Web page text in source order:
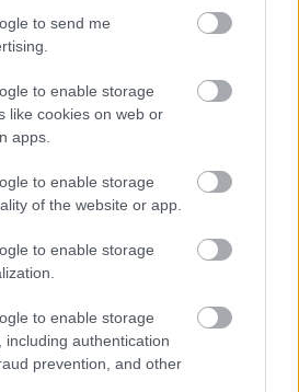
to send me
to enable storage
like cookies on web or
apps.
to enable storage
of the website or app.
to enable storage
to enable storage
including authentication
prevention, and other